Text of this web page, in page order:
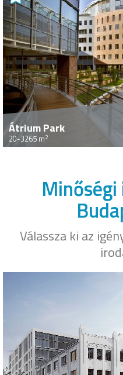
Átrium Park
20-3265 m2
Válassza ki az